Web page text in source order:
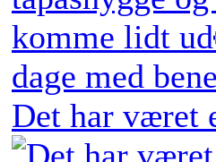
Det har været